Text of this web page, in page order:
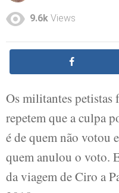
9.6k Views
Os militantes petistas
repetem que a culpa
é de quem não votou
quem anulou o voto.
da viagem de Ciro a